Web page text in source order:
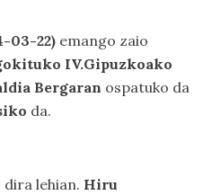
03-22) emango zaio
IV.Gipuzkoako
Bergaran ospatuko da
da.
dira lehian. Hiru